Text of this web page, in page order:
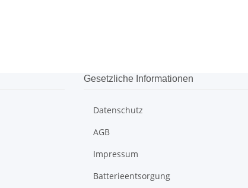
Gesetzliche Informationen
Datenschutz
AGB
Impressum
Batterieentsorgung